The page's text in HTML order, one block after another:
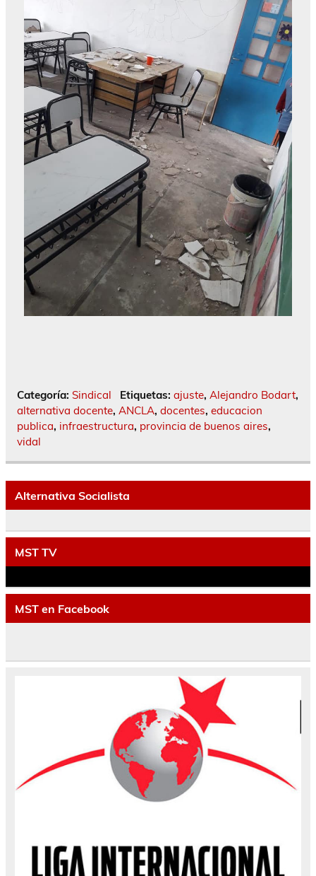
Categoría: Sindical Etiquetas: ajuste, Alejandro Bodart,
alternativa docente, ANCLA, docentes, educacion
publica, infraestructura, provincia de buenos aires,
vidal
Alternativa Socialista
MST TV
MST en Facebook